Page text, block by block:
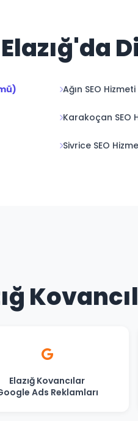
Elazığ'da
Ağın SEO Hizmeti
Karakoçan SEO
Sivrice SEO
Elazığ Kovancılar
Ads Reklamları